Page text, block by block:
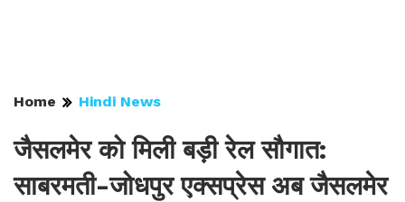
Home Hindi News
जैसलमेर को मिली बड़ी रेल सौगात:
साबरमती-जोधपुर एक्सप्रेस अब जैसलमेर